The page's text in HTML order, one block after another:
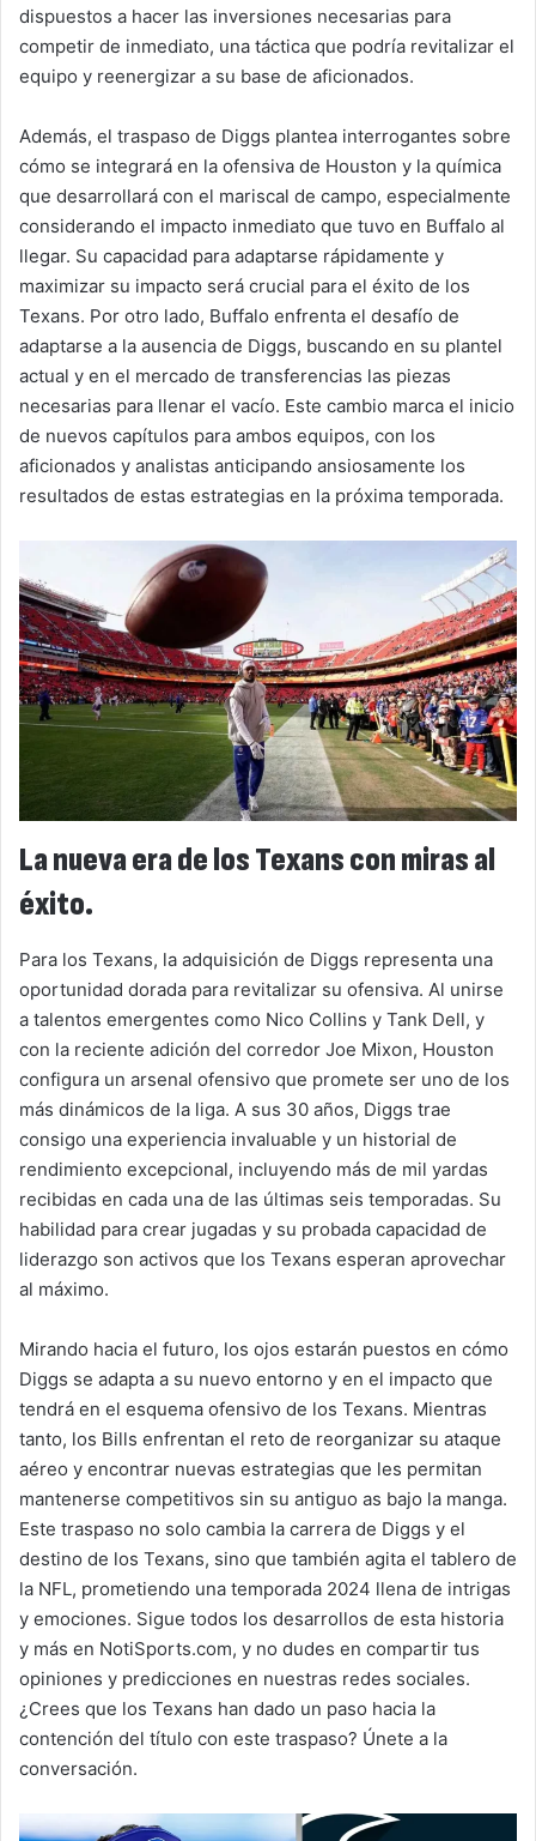
dispuestos a hacer las inversiones necesarias para
competir de inmediato, una táctica que podría revitalizar el
equipo y reenergizar a su base de aficionados.
Además, el traspaso de Diggs plantea interrogantes sobre
cómo se integrará en la ofensiva de Houston y la química
que desarrollará con el mariscal de campo, especialmente
considerando el impacto inmediato que tuvo en Buffalo al
llegar. Su capacidad para adaptarse rápidamente y
maximizar su impacto será crucial para el éxito de los
Texans. Por otro lado, Buffalo enfrenta el desafío de
adaptarse a la ausencia de Diggs, buscando en su plantel
actual y en el mercado de transferencias las piezas
necesarias para llenar el vacío. Este cambio marca el inicio
de nuevos capítulos para ambos equipos, con los
aficionados y analistas anticipando ansiosamente los
resultados de estas estrategias en la próxima temporada.
La nueva era de los Texans con miras al
éxito.
Para los Texans, la adquisición de Diggs representa una
oportunidad dorada para revitalizar su ofensiva. Al unirse
a talentos emergentes como Nico Collins y Tank Dell, y
con la reciente adición del corredor Joe Mixon, Houston
configura un arsenal ofensivo que promete ser uno de los
más dinámicos de la liga. A sus 30 años, Diggs trae
consigo una experiencia invaluable y un historial de
rendimiento excepcional, incluyendo más de mil yardas
recibidas en cada una de las últimas seis temporadas. Su
habilidad para crear jugadas y su probada capacidad de
liderazgo son activos que los Texans esperan aprovechar
al máximo.
Mirando hacia el futuro, los ojos estarán puestos en cómo
Diggs se adapta a su nuevo entorno y en el impacto que
tendrá en el esquema ofensivo de los Texans. Mientras
tanto, los Bills enfrentan el reto de reorganizar su ataque
aéreo y encontrar nuevas estrategias que les permitan
mantenerse competitivos sin su antiguo as bajo la manga.
Este traspaso no solo cambia la carrera de Diggs y el
destino de los Texans, sino que también agita el tablero de
la NFL, prometiendo una temporada 2024 llena de intrigas
y emociones. Sigue todos los desarrollos de esta historia
y más en NotiSports.com, y no dudes en compartir tus
opiniones y predicciones en nuestras redes sociales.
¿Crees que los Texans han dado un paso hacia la
contención del título con este traspaso? Únete a la
conversación.